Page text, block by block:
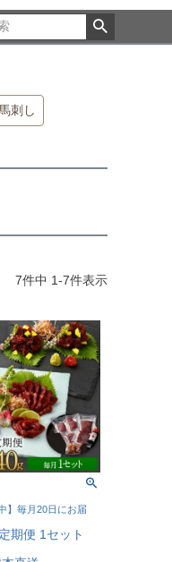
刺し
7件中 1-7件表示
】毎月20日にお届
期便 1セット